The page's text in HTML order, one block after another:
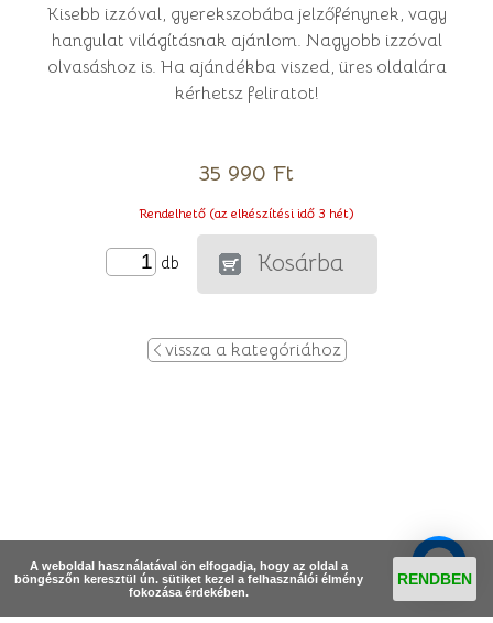
Kisebb izzóval, gyerekszobába jelzőfénynek, vagy
hangulat világításnak ajánlom. Nagyobb izzóval
olvasáshoz is. Ha ajándékba viszed, üres oldalára
kérhetsz feliratot!
35 990 Ft
Rendelhető (az elkészítési idő 3 hét)
db Kosárba
vissza a kategóriához
A weboldal használatával ön elfogadja, hogy az oldal a
böngészőn keresztül ún. sütiket kezel a felhasználói élmény
fokozása érdekében.
RENDBEN